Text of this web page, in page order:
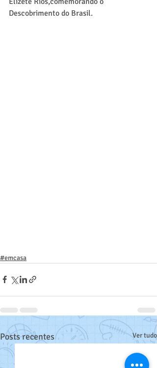
Descobrimento do Brasil.
#emcasa
Posts recentes Ver tudo